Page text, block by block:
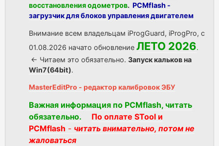
восстановления одометров. PCMflash -
загрузчик для блоков управления двигателем
Внимание всем владельцам iProgGuard, iProgPro, с
01.08.2026 начато обновление ЛЕТО 2026.
<- Читаем это обязательно. Запуск кальков на
Win7(64bit).
MasterEditPro - редактор калибровок ЭБУ
Важная информация по PCMflash, читать
обязательно.
По оплате STool и
PCMflash - читать внимательно, потом не
жаловаться